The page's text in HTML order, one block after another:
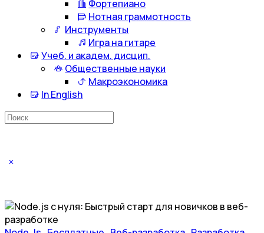
Фортепиано
Нотная граммотность
Инструменты
Игра на гитаре
Учеб. и академ. дисцип.
Общественные науки
Макроэкономика
In English
Искать: